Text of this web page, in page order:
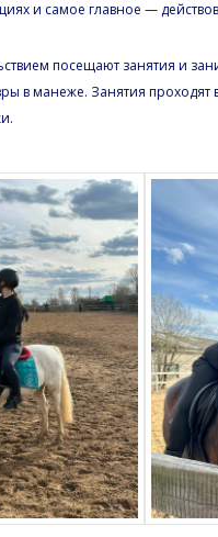
и самое главное —
посещают занятия и
в манеже. Занятия проходят